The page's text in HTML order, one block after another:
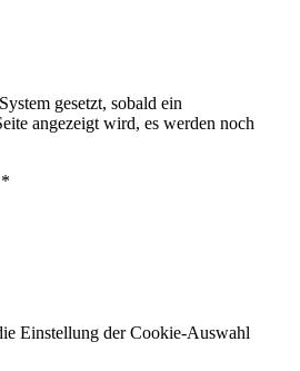
gesetzt, sobald ein
angezeigt wird, es werden noch
Einstellung der Cookie-Auswahl